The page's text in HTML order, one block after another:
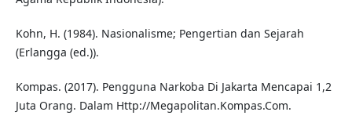
Kohn, H. (1984). Nasionalisme; Pengertian dan Sejarah
(Erlangga (ed.)).
Kompas. (2017). Pengguna Narkoba Di Jakarta Mencapai 1,2
Juta Orang. Dalam Http://Megapolitan.Kompas.Com.